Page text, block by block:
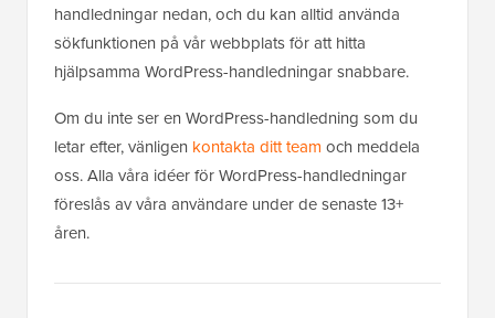
handledningar nedan, och du kan alltid använda
sökfunktionen på vår webbplats för att hitta
hjälpsamma WordPress-handledningar snabbare.
Om du inte ser en WordPress-handledning som du
letar efter, vänligen kontakta ditt team och meddela
oss. Alla våra idéer för WordPress-handledningar
föreslås av våra användare under de senaste 13+
åren.